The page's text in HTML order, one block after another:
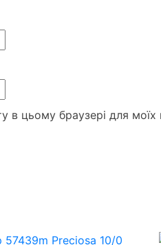
в цьому браузері для